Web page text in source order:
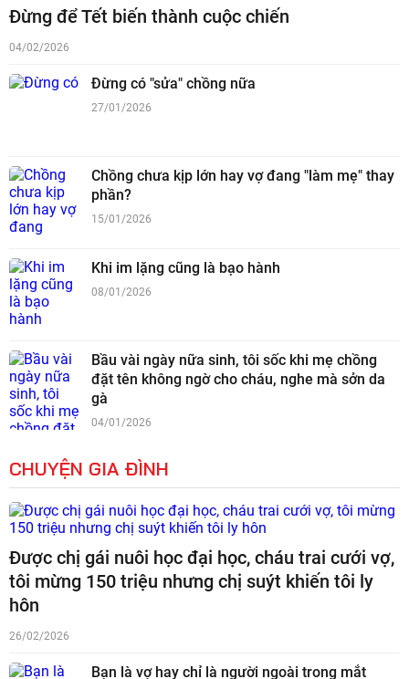
Đừng để Tết biến thành cuộc chiến
04/02/2026
Đừng có "sửa" chồng nữa
27/01/2026
Chồng chưa kịp lớn hay vợ đang "làm mẹ" thay
phần?
15/01/2026
Khi im lặng cũng là bạo hành
08/01/2026
Bầu vài ngày nữa sinh, tôi sốc khi mẹ chồng
đặt tên không ngờ cho cháu, nghe mà sởn da
gà
04/01/2026
CHUYỆN GIA ĐÌNH
Được chị gái nuôi học đại học, cháu trai cưới vợ,
tôi mừng 150 triệu nhưng chị suýt khiến tôi ly
hôn
26/02/2026
Bạn là vợ hay chỉ là người ngoài trong mắt